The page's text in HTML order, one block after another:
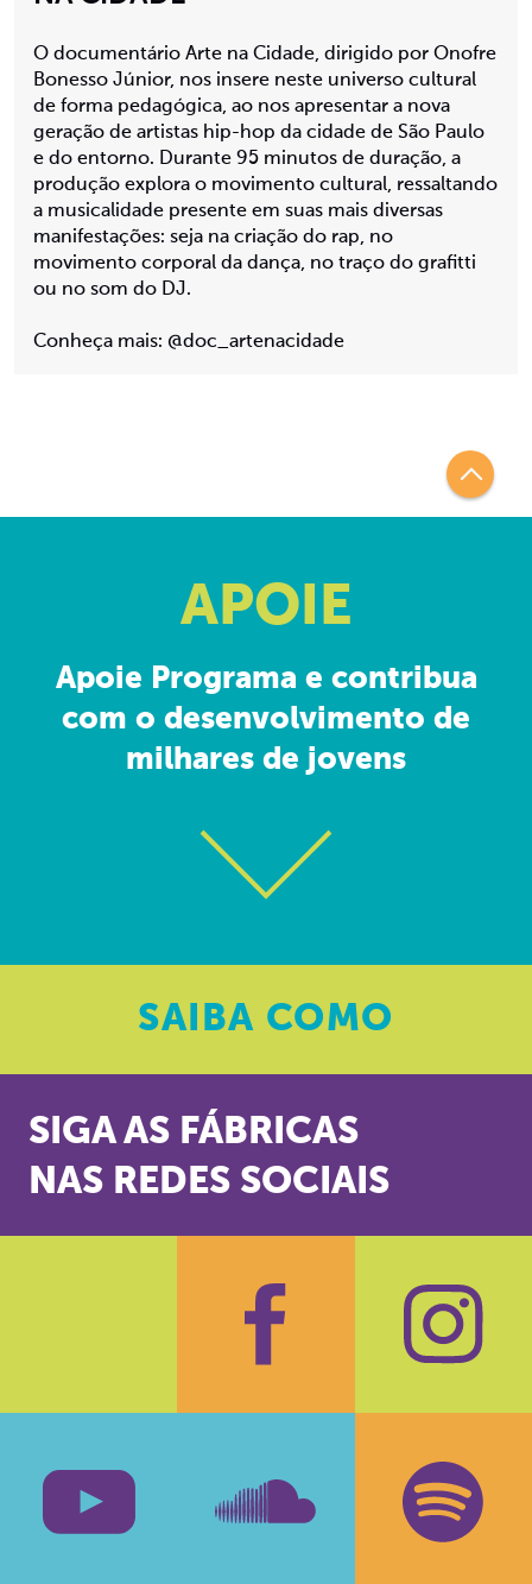
O documentário Arte na Cidade, dirigido por Onofre
Bonesso Júnior, nos insere neste universo cultural
de forma pedagógica, ao nos apresentar a nova
geração de artistas hip-hop da cidade de São Paulo
e do entorno. Durante 95 minutos de duração, a
produção explora o movimento cultural, ressaltando
a musicalidade presente em suas mais diversas
manifestações: seja na criação do rap, no
movimento corporal da dança, no traço do grafitti
ou no som do DJ.
Conheça mais: @doc_artenacidade
APOIE
Apoie Programa e contribua
com o desenvolvimento de
milhares de jovens
SAIBA COMO
SIGA AS FÁBRICAS
NAS REDES SOCIAIS
Facebook